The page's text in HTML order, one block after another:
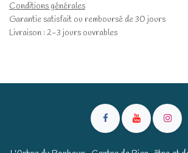
Conditions générales
Garantie satisfait ou remboursé de 30 jours
Livraison : 2-3 jours ouvrables